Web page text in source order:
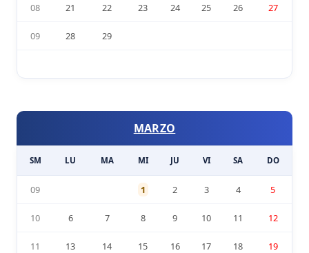
08 21 22 23 24 25 26 27
09 28 29
MARZO
SM LU MA MI JU VI SA DO
09 1 2 3 4 5
10 6 7 8 9 10 11 12
11 13 14 15 16 17 18 19